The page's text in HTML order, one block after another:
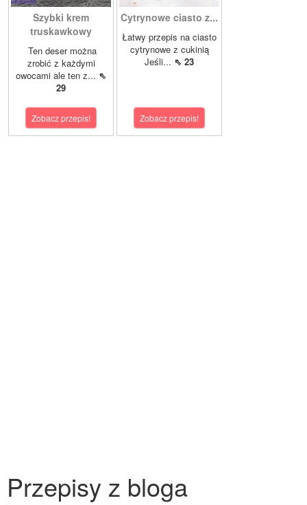
Szybki krem
truskawkowy
Ten deser można
zrobić z każdymi
owocami ale ten z... ⇖
29
Zobacz przepis!
Cytrynowe ciasto z...
Łatwy przepis na ciasto
cytrynowe z cukinią
Jeśli... ⇖ 23
Zobacz przepis!
Przepisy z bloga